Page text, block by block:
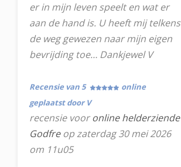
er in mijn leven speelt en wat er
aan de hand is. U heeft mij telkens
de weg gewezen naar mijn eigen
bevrijding toe… Dankjewel V
Recensie van 5
online
geplaatst door V
recensie vooronline helderziende
Godfreop zaterdag 30 mei 2026
om 11u05